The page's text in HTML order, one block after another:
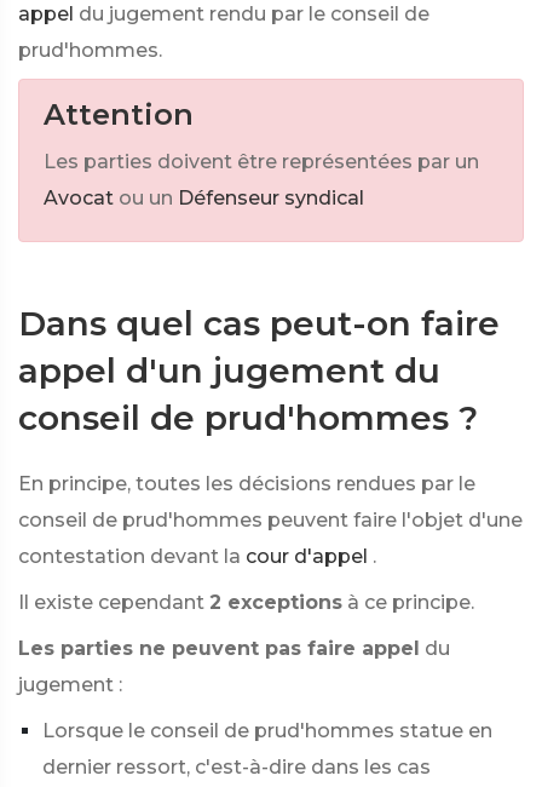
appel du jugement rendu par le conseil de
prud'hommes.
Attention
Les parties doivent être représentées par un
Avocat ou un Défenseur syndical
Dans quel cas peut-on faire
appel d'un jugement du
conseil de prud'hommes ?
En principe, toutes les décisions rendues par le
conseil de prud'hommes peuvent faire l'objet d'une
contestation devant la cour d'appel .
Il existe cependant 2 exceptions à ce principe.
Les parties ne peuvent pas faire appel du
jugement :
Lorsque le conseil de prud'hommes statue en
dernier ressort, c'est-à-dire dans les cas